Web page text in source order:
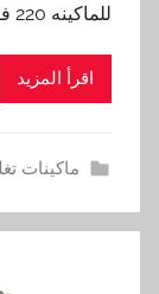
للماكينه 220 فولت / 50-60 هرتز
اقرأ المزيد
ماكينات